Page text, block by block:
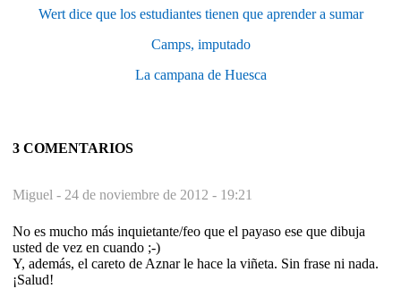
Wert dice que los estudiantes tienen que aprender a sumar
Camps, imputado
La campana de Huesca
3 COMENTARIOS
Miguel - 24 de noviembre de 2012 - 19:21
No es mucho más inquietante/feo que el payaso ese que dibuja
usted de vez en cuando ;-)
Y, además, el careto de Aznar le hace la viñeta. Sin frase ni nada.
¡Salud!